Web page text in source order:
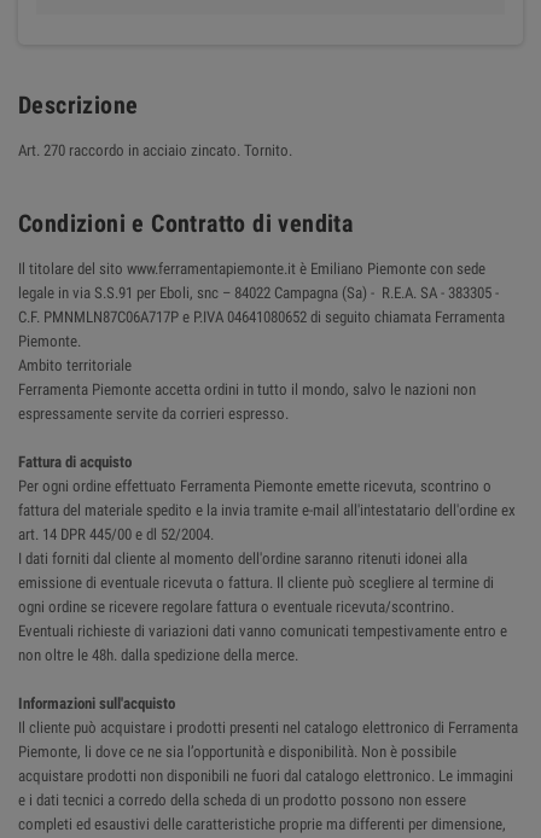
Descrizione
Art. 270 raccordo in acciaio zincato. Tornito.
Condizioni e Contratto di vendita
Il titolare del sito www.ferramentapiemonte.it è Emiliano Piemonte con sede
legale in via S.S.91 per Eboli, snc – 84022 Campagna (Sa) - R.E.A. SA - 383305 -
C.F. PMNMLN87C06A717P e P.IVA 04641080652 di seguito chiamata Ferramenta
Piemonte.
Ambito territoriale
Ferramenta Piemonte accetta ordini in tutto il mondo, salvo le nazioni non
espressamente servite da corrieri espresso.
Fattura di acquisto
Per ogni ordine effettuato Ferramenta Piemonte emette ricevuta, scontrino o
fattura del materiale spedito e la invia tramite e-mail all'intestatario dell'ordine ex
art. 14 DPR 445/00 e dl 52/2004.
I dati forniti dal cliente al momento dell'ordine saranno ritenuti idonei alla
emissione di eventuale ricevuta o fattura. Il cliente può scegliere al termine di
ogni ordine se ricevere regolare fattura o eventuale ricevuta/scontrino.
Eventuali richieste di variazioni dati vanno comunicati tempestivamente entro e
non oltre le 48h. dalla spedizione della merce.
Informazioni sull'acquisto
Il cliente può acquistare i prodotti presenti nel catalogo elettronico di Ferramenta
Piemonte, li dove ce ne sia l’opportunità e disponibilità. Non è possibile
acquistare prodotti non disponibili ne fuori dal catalogo elettronico. Le immagini
e i dati tecnici a corredo della scheda di un prodotto possono non essere
completi ed esaustivi delle caratteristiche proprie ma differenti per dimensione,